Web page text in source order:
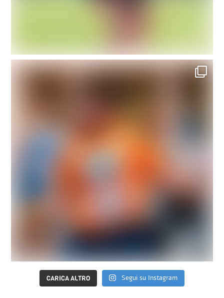
CARICA ALTRO Segui su Instagram